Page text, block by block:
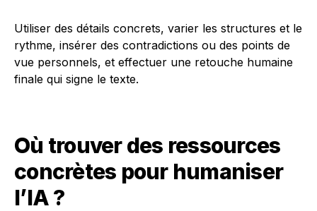
Utiliser des détails concrets, varier les structures et le
rythme, insérer des contradictions ou des points de
vue personnels, et effectuer une retouche humaine
finale qui signe le texte.
Où trouver des ressources
concrètes pour humaniser
l’IA ?